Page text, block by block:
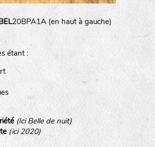
20BPA1A (en haut à gauche)
étant :
(Ici Belle de nuit)
(ici 2020)